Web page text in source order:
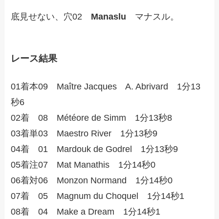
底見せない、穴02 Manaslu マナスル。
レース結果
01着本09 Maître Jacques A. Abrivard 1分13
秒6
02着 08 Météore de Simm 1分13秒8
03着単03 Maestro River 1分13秒9
04着 01 Mardouk de Godrel 1分13秒9
05着注07 Mat Manathis 1分14秒0
06着対06 Monzon Normand 1分14秒0
07着 05 Magnum du Choquel 1分14秒1
08着 04 Make a Dream 1分14秒1